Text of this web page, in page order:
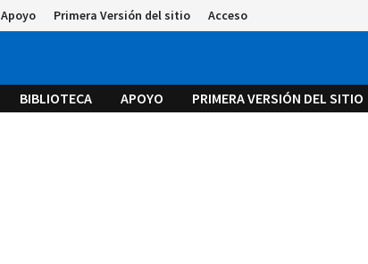
Apoyo Primera Versión del sitio Acceso
BIBLIOTECA APOYO PRIMERA VERSIÓN DEL SITIO